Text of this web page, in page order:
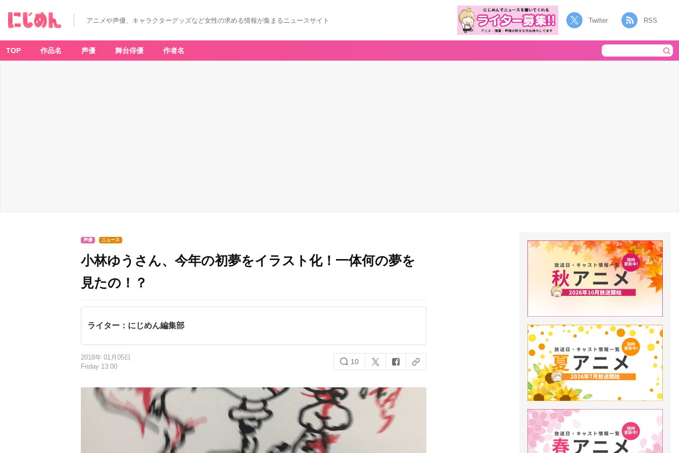
アニメや声優、キャラクターグッズなど女性の求める情報が集まるニュースサイト Twitter RSS
TOP 作品名 声優 舞台俳優 作者名
声優 ニュース
小林ゆうさん、今年の初夢をイラスト化！一体何の夢を
見たの！？
ライター：にじめん編集部
2018年 01月05日
Friday 13:00
10